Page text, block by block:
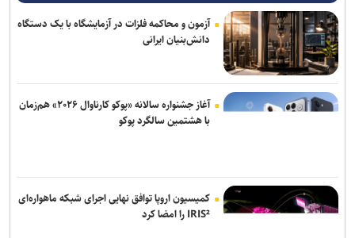
آزمون و محاکمه فلزات در آزمایشگاه با یک دستگاه
دانش‌بنیان ایرانی
آغاز جشنواره سالانه «پوکو کارناوال ۲۰۲۶» هم‌زمان
با هشتمین سالگرد پوکو
کمیسیون اروپا توافق نهایی اجرای شبکه ماهواره‌ای
IRIS² را امضا کرد